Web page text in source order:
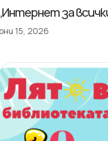
за
15, 2026